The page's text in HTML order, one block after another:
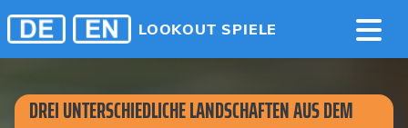
LOOKOUT SPIELE
DREI UNTERSCHIEDLICHE LANDSCHAFTEN AUS DEM